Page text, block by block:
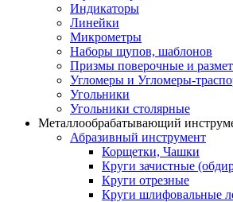
Индикаторы
Линейки
Микрометры
Наборы щупов, шаблонов
Призмы поверочные и
Угломеры и Угломеры-
Угольники
Угольники столярные
Металлообрабатывающий
Абразивный инструмент
Корщетки, Чашки
Круги зачистные
Круги отрезные
Круги шлифовальные